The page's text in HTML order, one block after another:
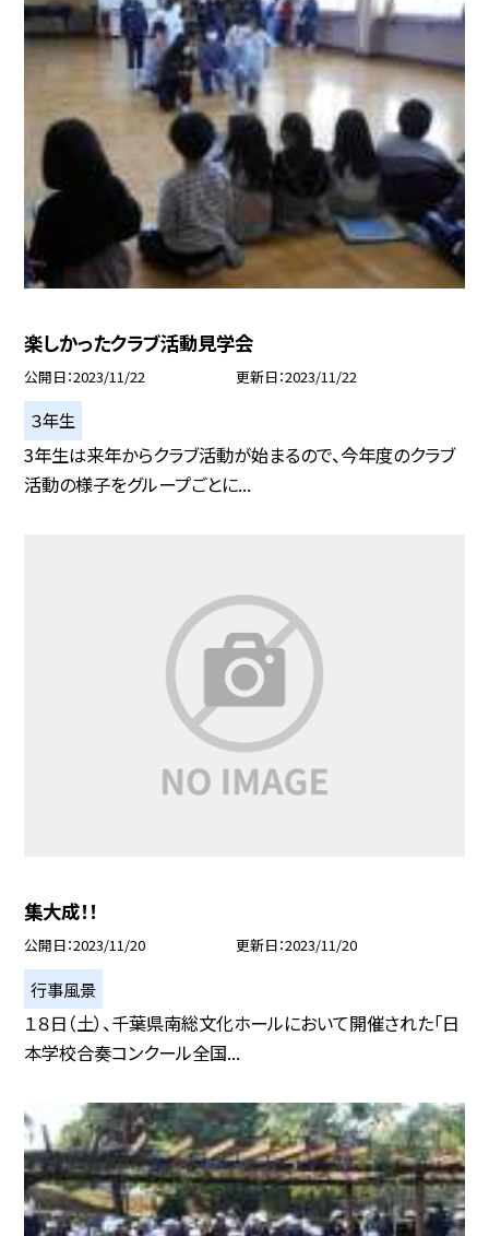
楽しかったクラブ活動見学会
公開日 2023/11/22 更新日 2023/11/22
３年生
3年生は来年からクラブ活動が始まるので、今年度のクラブ
活動の様子をグループごとに...
集大成！！
公開日 2023/11/20 更新日 2023/11/20
行事風景
１８日（土）、千葉県南総文化ホールにおいて開催された「日
本学校合奏コンクール全国...